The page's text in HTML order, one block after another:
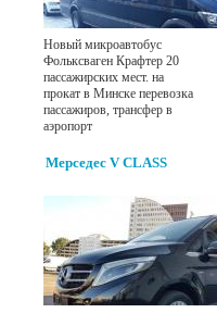
Новый микроавтобус
Фольксваген Крафтер 20
пассажирских мест. на
прокат в Минске перевозка
пассажиров, трансфер в
аэропорт
Мерседес V CLASS